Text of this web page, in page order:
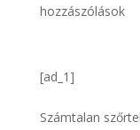
hozzászólások
[ad_1]
Számtalan